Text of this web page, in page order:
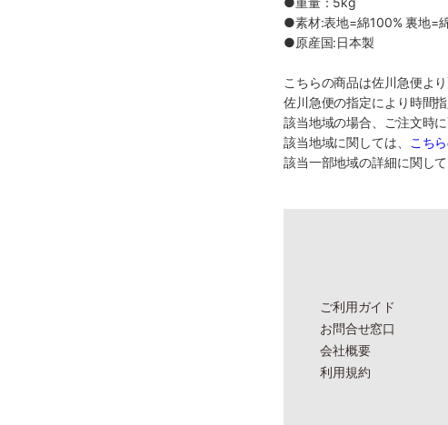
●素材:表地=綿100% 裏地=
●原産国:日本製
こちらの商品は佐川急便より
佐川急便の指定により時間
該当地域の場合、ご注文時
該当地域に関しては、
こちら
該当一部地域の詳細に関し
ご利用ガイド
お問合せ窓口
会社概要
利用規約